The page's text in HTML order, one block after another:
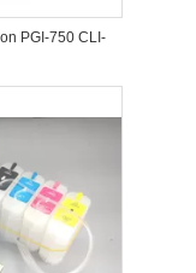
PGI-750 CLI-